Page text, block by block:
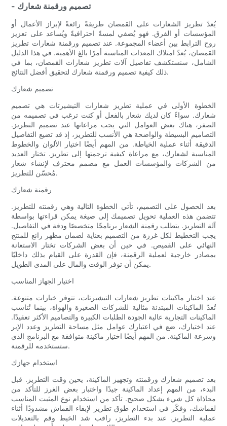
- تصميم ورقمنة شعارك
يُعدّ تطريز الشعارات على القمصان طريقةً رائعةً لإبراز الأعمال أو
المؤسسات أو الفرق. فهو يُضفي لمسةً احترافيةً ويُساعد على تعزيز
روح الترابط بين أعضاء المجموعة. عند تصميم ورقمنة شعارات تطريز
القمصان، يُعدّ امتلاك المعدات المناسبة أمرًا بالغ الأهمية. في هذا الدليل
الشامل، سنستكشف تفاصيل آلات تطريز شعارات القمصان، بما في
ذلك كيفية تصميم ورقمنة شعارك لتحقيق أفضل النتائج.
تصميم شعارك
الخطوة الأولى في عملية تطريز شعارات التيشيرتات هي تصميم
شعارك. سواءً كان لديك شعار بالفعل أو كنت ترغب في تصميمه من
الصفر، هناك بعض العوامل التي يجب مراعاتها عند تصميم التطريز.
التصاميم البسيطة والواضحة هي الأنسب للتطريز، إذ قد تضيع التفاصيل
الدقيقة أثناء عملية الخياطة. من المهم أيضًا اختيار الألوان والخطوط
المناسبة لشعارك، مع مراعاة كيفية ترجمتها إلى تطريز. تختار العديد
من الشركات والمؤسسات العمل مع مصمم محترف لإنشاء شعار
مُحسّن للتطريز.
رقمنة شعارك
بعد الحصول على التصميم، تأتي الخطوة التالية وهي رقمنته للتطريز.
تتضمن هذه العملية تحويل تصميمك إلى صيغة يمكن قراءتها بواسطة
آلة التطريز. يتطلب رقمنة الشعار برنامجًا متخصصًا ودقة في التفاصيل.
يجب التخطيط لكل غرزة من التصميم بعناية لضمان مظهر رائع للمنتج
النهائي على القميص. في حين أن بعض الشركات تختار الاستعانة
بمصادر خارجية لعملية الرقمنة، فإن القدرة على القيام بذلك داخليًا
يمكن أن توفر الوقت والمال على المدى الطويل.
اختيار الجهاز المناسب
عند اختيار ماكينات تطريز شعارات التيشيرتات، تتوفر خيارات متنوعة.
تُعدّ الماكينات المبتدئة مثالية للشركات الصغيرة والهواة، بينما تُناسب
الماكينات التجارية عالية الجودة الطلبات الكبيرة والتصاميم الأكثر تعقيدًا.
عند اختيارك، ضع في اعتبارك عوامل مثل مساحة التطريز وعدد الإبر
وسرعة الماكينة. من المهم أيضًا اختيار ماكينة متوافقة مع البرنامج الذي
ستستخدمه للرقمنة.
استخدام جهازك
بعد تصميم شعارك ورقمنته وتجهيز الماكينة، يحين وقت التطريز. قبل
البدء، من المهم إعداد الماكينة جيدًا واختبار بعض الغرز للتأكد من
محاذاة كل شيء بشكل صحيح. تأكد من استخدام نوع المثبت المناسب
لقماشك، وفكّر في استخدام طوق تطريز لإبقاء القماش مشدودًا أثناء
عملية التطريز. عند بدء التطريز، راقب شد الخيط وقم بالتعديلات